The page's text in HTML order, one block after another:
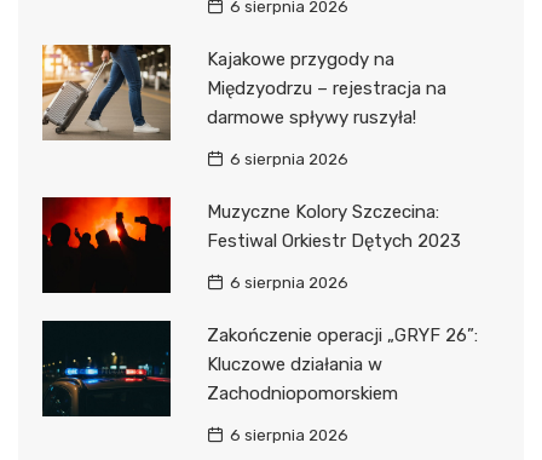
6 sierpnia 2026
Kajakowe przygody na
Międzyodrzu – rejestracja na
darmowe spływy ruszyła!
6 sierpnia 2026
Muzyczne Kolory Szczecina:
Festiwal Orkiestr Dętych 2023
6 sierpnia 2026
Zakończenie operacji „GRYF 26”:
Kluczowe działania w
Zachodniopomorskiem
6 sierpnia 2026